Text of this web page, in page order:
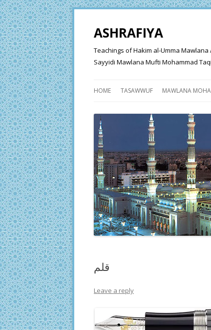
ASHRAFIYA
Teachings of Hakim al-Umma
Sayyidi Mawlana Mufti Mohammad
HOME TASAWWUF MAWLANA
قلم
Leave a reply